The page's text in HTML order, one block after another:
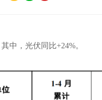
，光伏同比+24%。